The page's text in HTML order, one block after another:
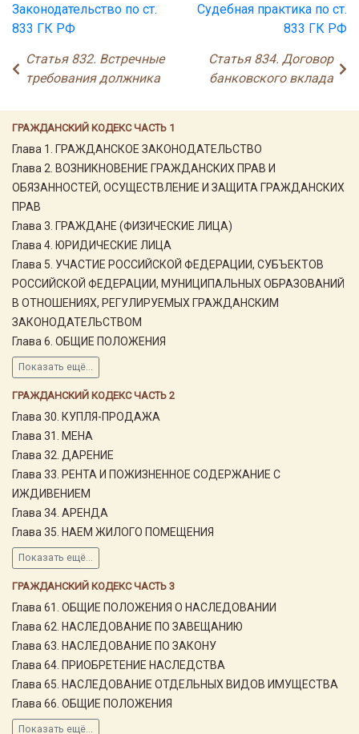
ГРАЖДАНСКИЙ КОДЕКС ЧАСТЬ 1
Глава 1. ГРАЖДАНСКОЕ ЗАКОНОДАТЕЛЬСТВО
Глава 2. ВОЗНИКНОВЕНИЕ ГРАЖДАНСКИХ ПРАВ И
ОБЯЗАННОСТЕЙ, ОСУЩЕСТВЛЕНИЕ И ЗАЩИТА ГРАЖДАНСКИХ
ПРАВ
Глава 3. ГРАЖДАНЕ (ФИЗИЧЕСКИЕ ЛИЦА)
Глава 4. ЮРИДИЧЕСКИЕ ЛИЦА
Глава 5. УЧАСТИЕ РОССИЙСКОЙ ФЕДЕРАЦИИ, СУБЪЕКТОВ
РОССИЙСКОЙ ФЕДЕРАЦИИ, МУНИЦИПАЛЬНЫХ ОБРАЗОВАНИЙ
В ОТНОШЕНИЯХ, РЕГУЛИРУЕМЫХ ГРАЖДАНСКИМ
ЗАКОНОДАТЕЛЬСТВОМ
Глава 6. ОБЩИЕ ПОЛОЖЕНИЯ
Показать ещё...
ГРАЖДАНСКИЙ КОДЕКС ЧАСТЬ 2
Глава 30. КУПЛЯ-ПРОДАЖА
Глава 31. МЕНА
Глава 32. ДАРЕНИЕ
Глава 33. РЕНТА И ПОЖИЗНЕННОЕ СОДЕРЖАНИЕ С
ИЖДИВЕНИЕМ
Глава 34. АРЕНДА
Глава 35. НАЕМ ЖИЛОГО ПОМЕЩЕНИЯ
Показать ещё...
ГРАЖДАНСКИЙ КОДЕКС ЧАСТЬ 3
Глава 61. ОБЩИЕ ПОЛОЖЕНИЯ О НАСЛЕДОВАНИИ
Глава 62. НАСЛЕДОВАНИЕ ПО ЗАВЕЩАНИЮ
Глава 63. НАСЛЕДОВАНИЕ ПО ЗАКОНУ
Глава 64. ПРИОБРЕТЕНИЕ НАСЛЕДСТВА
Глава 65. НАСЛЕДОВАНИЕ ОТДЕЛЬНЫХ ВИДОВ ИМУЩЕСТВА
Глава 66. ОБЩИЕ ПОЛОЖЕНИЯ
Показать ещё...
Законодательство по ст.
833 ГК РФ
Судебная практика по ст.
833 ГК РФ
Статья 832. Встречные
требования должника
Статья 834. Договор
банковского вклада